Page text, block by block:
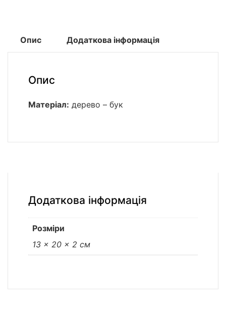
Опис Додаткова інформація
Опис
Матеріал: дерево – бук
Додаткова інформація
Розміри
13 × 20 × 2 см